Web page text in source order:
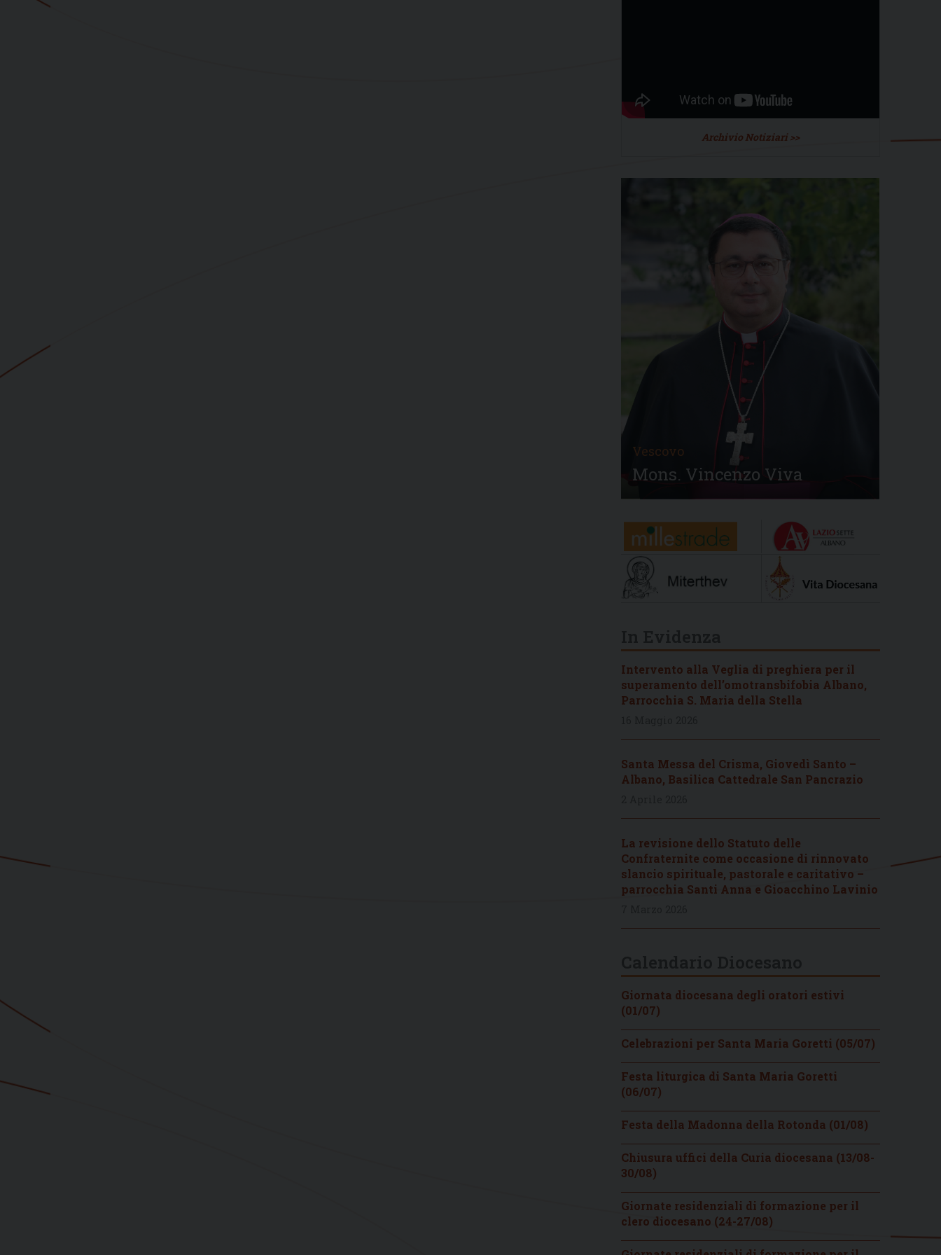
Archivio Notiziari >>
Vescovo
Mons. Vincenzo Viva
Intervento alla Veglia di preghiera per il
superamento dell’omotransbifobia Albano,
Parrocchia S. Maria della Stella
Santa Messa del Crisma, Giovedì Santo –
Albano, Basilica Cattedrale San Pancrazio
La revisione dello Statuto delle
Confraternite come occasione di rinnovato
slancio spirituale, pastorale e caritativo –
parrocchia Santi Anna e Gioacchino Lavinio
Giornata diocesana degli oratori estivi
(01/07)
Celebrazioni per Santa Maria Goretti (05/07)
Festa liturgica di Santa Maria Goretti
(06/07)
Festa della Madonna della Rotonda (01/08)
Chiusura uffici della Curia diocesana (13/08-
30/08)
Giornate residenziali di formazione per il
clero diocesano (24-27/08)